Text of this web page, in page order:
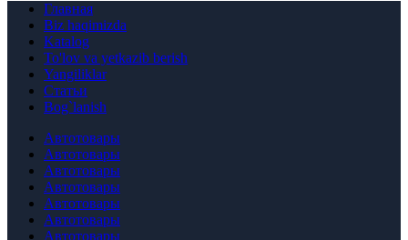
Главная
Biz haqimizda
Katalog
To'lov va yetkazib berish
Yangiliklar
Статьи
Bog`lanish
Автотовары
Автотовары
Автотовары
Автотовары
Автотовары
Автотовары
Автотовары